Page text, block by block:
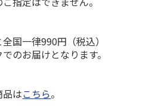
円 9,900円
国一律990円（税込）
のお届けとなります。
はこちら。